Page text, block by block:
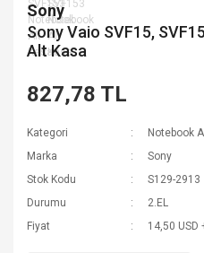
Sony
Sony Vaio SVF15,
Alt Kasa
827,78 TL
Kategori
Notebook
Marka
Sony
Stok Kodu
S129-2913
Durumu
2.EL
Fiyat
14,50 USD